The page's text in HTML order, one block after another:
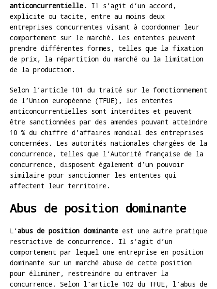
anticoncurrentielle. Il s’agit d’un accord,
explicite ou tacite, entre au moins deux
entreprises concurrentes visant à coordonner leur
comportement sur le marché. Les ententes peuvent
prendre différentes formes, telles que la fixation
de prix, la répartition du marché ou la limitation
de la production.
Selon l’article 101 du traité sur le fonctionnement
de l’Union européenne (TFUE), les ententes
anticoncurrentielles sont interdites et peuvent
être sanctionnées par des amendes pouvant atteindre
10 % du chiffre d’affaires mondial des entreprises
concernées. Les autorités nationales chargées de la
concurrence, telles que l’Autorité française de la
concurrence, disposent également d’un pouvoir
similaire pour sanctionner les ententes qui
affectent leur territoire.
Abus de position dominante
L’abus de position dominante est une autre pratique
restrictive de concurrence. Il s’agit d’un
comportement par lequel une entreprise en position
dominante sur un marché abuse de cette position
pour éliminer, restreindre ou entraver la
concurrence. Selon l’article 102 du TFUE, l’abus de